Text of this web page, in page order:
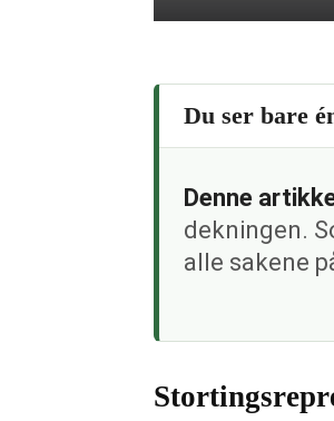
Du ser bare
Denne
dekningen.
alle sakene